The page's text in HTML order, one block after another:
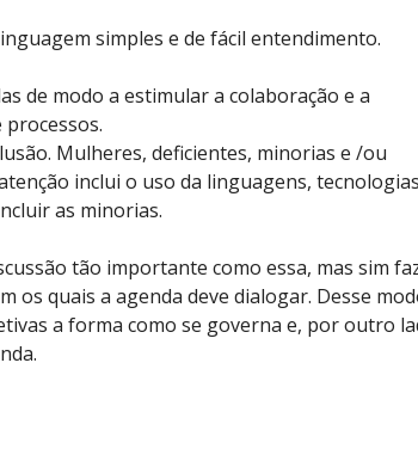
simples e de fácil entendimento.
de modo a estimular a colaboração e a
processos.
Mulheres, deficientes, minorias e /ou
inclui o uso da linguagens,
as minorias.
tão importante como essa, mas sim
os quais a agenda deve dialogar. Desse
a forma como se governa e, por outro